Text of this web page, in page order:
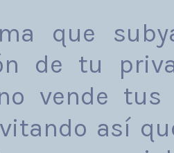
que
de tu
vende tus
así